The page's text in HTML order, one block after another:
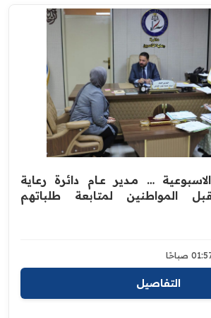
… مــدير عــام دائرة رعاية
المواطنين لمتابعة طلباتهم
التفاصيل